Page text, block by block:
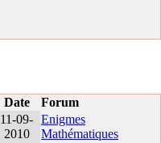
Date
Forum
11-09-
2010
Enigmes
Mathématiques